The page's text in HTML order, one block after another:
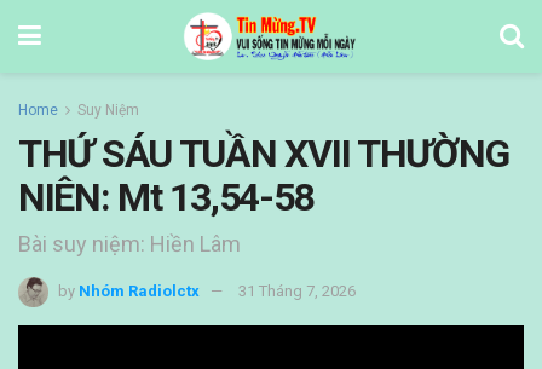
Home Suy Niệm
THỨ SÁU TUẦN XVII THƯỜNG
NIÊN: Mt 13,54-58
Bài suy niệm: Hiền Lâm
by Nhóm Radiolctx 31 Tháng 7, 2026